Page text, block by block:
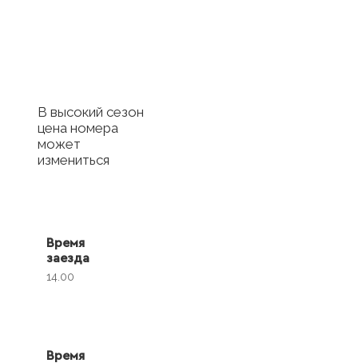
В высокий сезон
цена номера
может
измениться
Время
заезда
14.00
Время